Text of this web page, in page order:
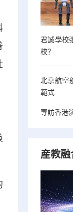
君誠學校
校？
北京航空
範式
專訪香港
産教融